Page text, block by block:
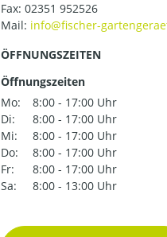
Fax: 02351 952526
Mail:
ÖFFNUNGSZEITEN
Öffnungszeiten
Mo:
8:00 - 17:00 Uhr
Di:
8:00 - 17:00 Uhr
Mi:
8:00 - 17:00 Uhr
Do:
8:00 - 17:00 Uhr
Fr:
8:00 - 17:00 Uhr
Sa:
8:00 - 13:00 Uhr